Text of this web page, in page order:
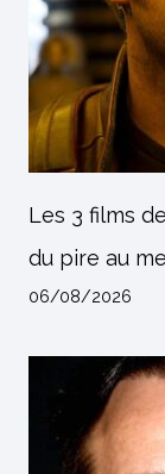
Les 3 films
du pire au
06/08/2026